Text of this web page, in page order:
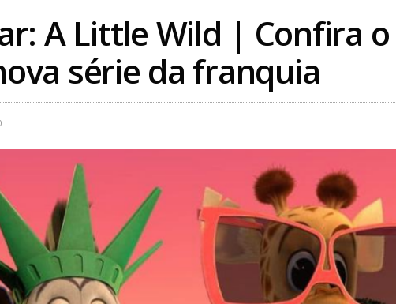
A Little Wild | Confira o
série da franquia